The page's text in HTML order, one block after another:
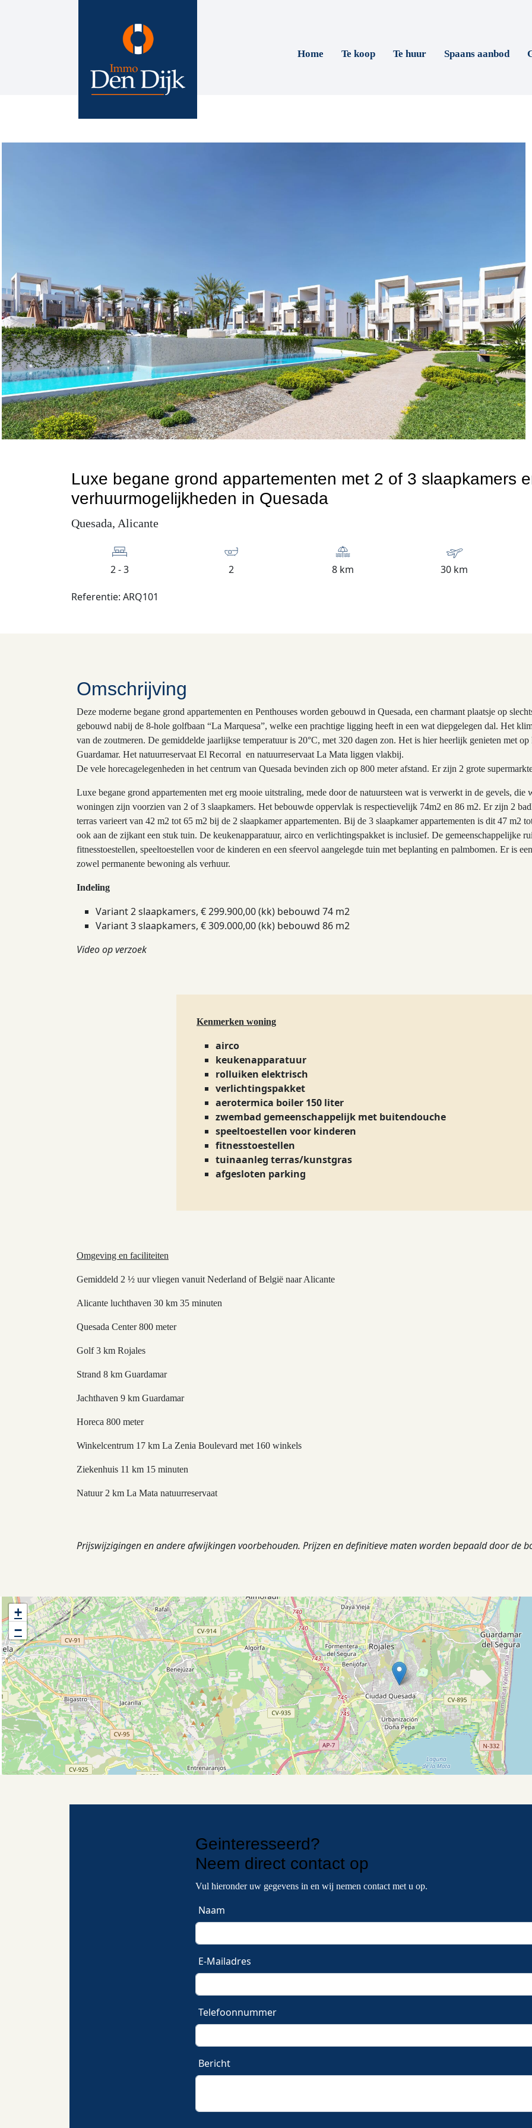
Home Te koop Te huur Spaans aanbod
Luxe begane grond appartementen met 2 of 3 slaapkamers
verhuurmogelijkheden in Quesada
Quesada, Alicante
2 - 3 2 8 km 30 km
Referentie: ARQ101
Omschrijving
Deze moderne begane grond appartementen en Penthouses worden gebouwd in Quesada, een charmant plaatsje op
gebouwd nabij de 8-hole golfbaan “La Marquesa”, welke een prachtige ligging heeft in een wat diepgelegen dal. Het
van de zoutmeren. De gemiddelde jaarlijkse temperatuur is 20°C, met 320 dagen zon. Het is hier heerlijk genieten met
Guardamar. Het natuurreservaat El Recorral en natuurreservaat La Mata liggen vlakbij.
De vele horecagelegenheden in het centrum van Quesada bevinden zich op 800 meter afstand. Er zijn 2 grote
Luxe begane grond appartementen met erg mooie uitstraling, mede door de natuursteen wat is verwerkt in de gevels,
woningen zijn voorzien van 2 of 3 slaapkamers. Het bebouwde oppervlak is respectievelijk 74m2 en 86 m2. Er zijn 2
terras varieert van 42 m2 tot 65 m2 bij de 2 slaapkamer appartementen. Bij de 3 slaapkamer appartementen is dit 47 m2
ook aan de zijkant een stuk tuin. De keukenapparatuur, airco en verlichtingspakket is inclusief. De gemeenschappelijke
fitnesstoestellen, speeltoestellen voor de kinderen en een sfeervol aangelegde tuin met beplanting en palmbomen. Er is
zowel permanente bewoning als verhuur.
Indeling
Variant 2 slaapkamers, € 299.900,00 (kk) bebouwd 74 m2
Variant 3 slaapkamers, € 309.000,00 (kk) bebouwd 86 m2
Video op verzoek
Kenmerken woning
airco
keukenapparatuur
rolluiken elektrisch
verlichtingspakket
aerotermica boiler 150 liter
zwembad gemeenschappelijk met buitendouche
speeltoestellen voor kinderen
fitnesstoestellen
tuinaanleg terras/kunstgras
afgesloten parking
Omgeving en faciliteiten
Gemiddeld 2 ½ uur vliegen vanuit Nederland of België naar Alicante
Alicante luchthaven 30 km 35 minuten
Quesada Center 800 meter
Golf 3 km Rojales
Strand 8 km Guardamar
Jachthaven 9 km Guardamar
Horeca 800 meter
Winkelcentrum 17 km La Zenia Boulevard met 160 winkels
Ziekenhuis 11 km 15 minuten
Natuur 2 km La Mata natuurreservaat
Prijswijzigingen en andere afwijkingen voorbehouden. Prijzen en definitieve maten worden bepaald door de
+
−
Geinteresseerd?
Neem direct contact op
Vul hieronder uw gegevens in en wij nemen contact met u op.
Naam
E-Mailadres
Telefoonnummer
Bericht